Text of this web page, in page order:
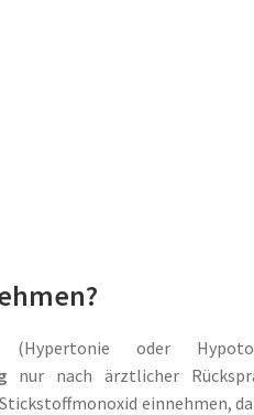
(Hypertonie oder
nur nach ärztlicher
einnehmen,